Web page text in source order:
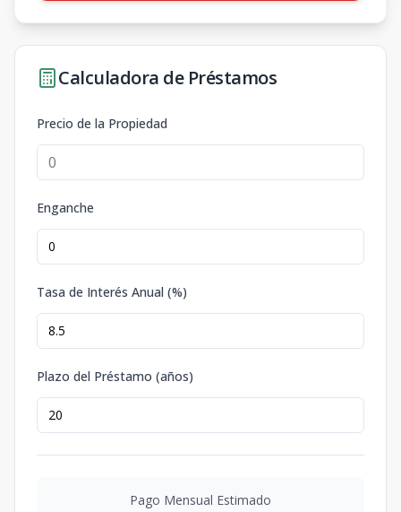
Calculadora de Préstamos
Precio de la Propiedad
Enganche
Tasa de Interés Anual (%)
Plazo del Préstamo (años)
Pago Mensual Estimado